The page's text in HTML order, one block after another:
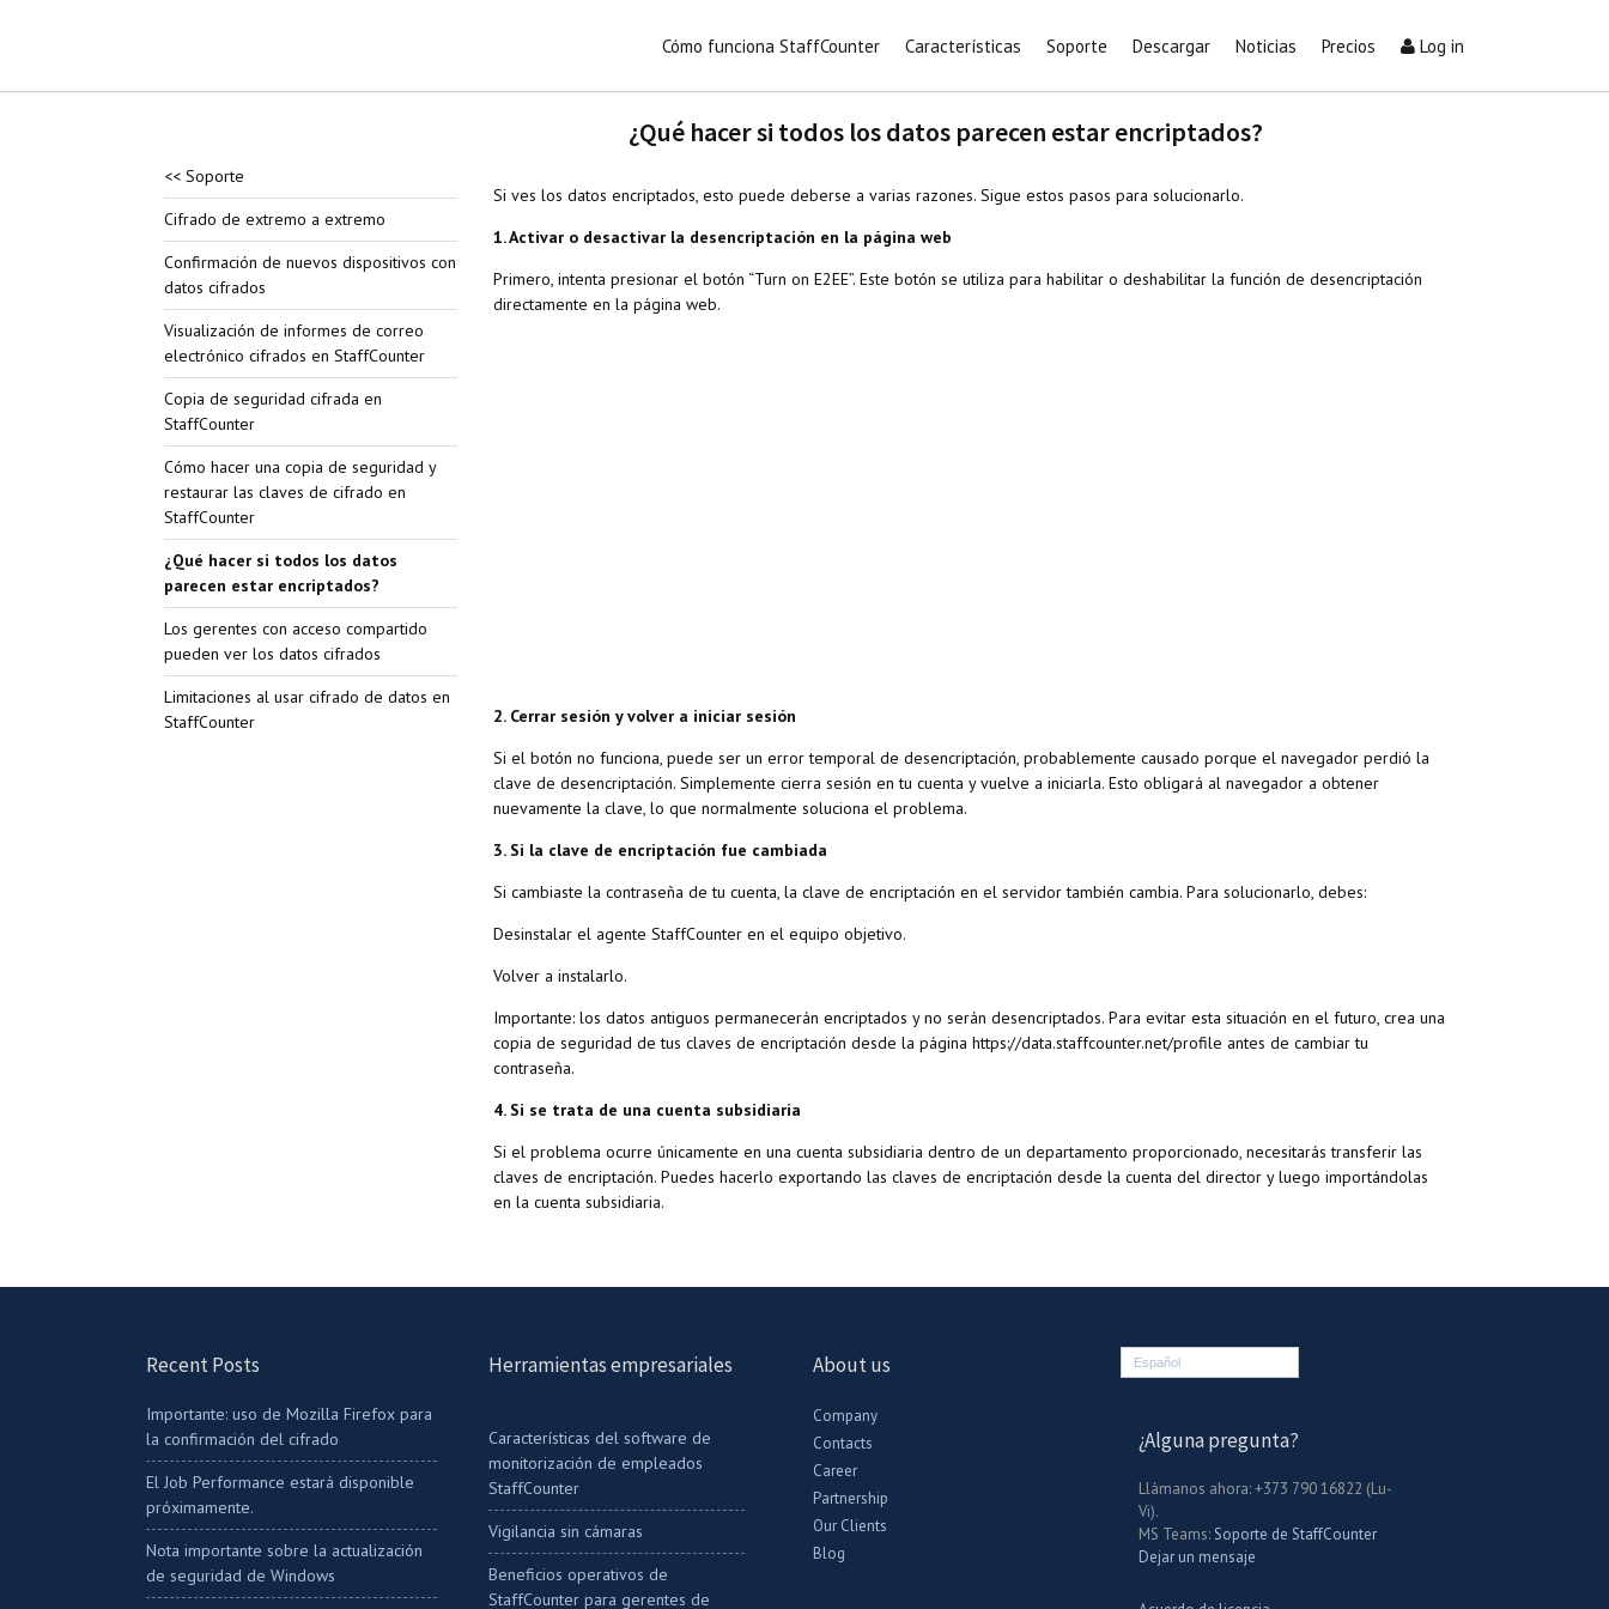
Cómo funciona StaffCounter Características Soporte Descargar Noticias Precios Log in
<< Soporte
Cifrado de extremo a extremo
Confirmación de nuevos dispositivos con
datos cifrados
Visualización de informes de correo
electrónico cifrados en StaffCounter
Copia de seguridad cifrada en
StaffCounter
Cómo hacer una copia de seguridad y
restaurar las claves de cifrado en
StaffCounter
¿Qué hacer si todos los datos
parecen estar encriptados?
Los gerentes con acceso compartido
pueden ver los datos cifrados
Limitaciones al usar cifrado de datos en
StaffCounter
¿Qué hacer si todos los datos parecen estar encriptados?
Si ves los datos encriptados, esto puede deberse a varias razones. Sigue estos pasos para solucionarlo.
1. Activar o desactivar la desencriptación en la página web
Primero, intenta presionar el botón “Turn on E2EE”. Este botón se utiliza para habilitar o deshabilitar la función de desencriptación
directamente en la página web.
2. Cerrar sesión y volver a iniciar sesión
Si el botón no funciona, puede ser un error temporal de desencriptación, probablemente causado porque el navegador perdió la
clave de desencriptación. Simplemente cierra sesión en tu cuenta y vuelve a iniciarla. Esto obligará al navegador a obtener
nuevamente la clave, lo que normalmente soluciona el problema.
3. Si la clave de encriptación fue cambiada
Si cambiaste la contraseña de tu cuenta, la clave de encriptación en el servidor también cambia. Para solucionarlo, debes:
Desinstalar el agente StaffCounter en el equipo objetivo.
Volver a instalarlo.
Importante: los datos antiguos permanecerán encriptados y no serán desencriptados. Para evitar esta situación en el futuro, crea una
copia de seguridad de tus claves de encriptación desde la página https://data.staffcounter.net/profile antes de cambiar tu
contraseña.
4. Si se trata de una cuenta subsidiaria
Si el problema ocurre únicamente en una cuenta subsidiaria dentro de un departamento proporcionado, necesitarás transferir las
claves de encriptación. Puedes hacerlo exportando las claves de encriptación desde la cuenta del director y luego importándolas
en la cuenta subsidiaria.
Recent Posts
Importante: uso de Mozilla Firefox para
la confirmación del cifrado
El Job Performance estará disponible
próximamente.
Nota importante sobre la actualización
de seguridad de Windows
Herramientas empresariales
Características del software de
monitorización de empleados
StaffCounter
Vigilancia sin cámaras
Beneficios operativos de
StaffCounter para gerentes de
About us
Company
Contacts
Career
Partnership
Our Clients
Blog
Español
¿Alguna pregunta?
Llámanos ahora: +373 790 16822 (Lu-
Vi).
MS Teams:Soporte de StaffCounter
Dejar un mensaje